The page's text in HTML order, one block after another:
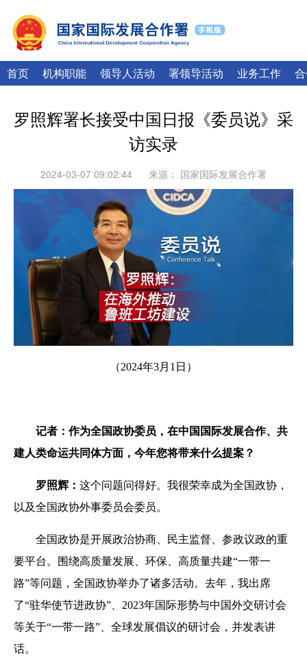
首页 机构职能 领导人活动 署领导活动 业务工作
罗照辉署长接受中国日报《委员说》采
访实录
2024-03-07 09:02:44 来源： 国家国际发展合作署
（2024年3月1日）
记者：作为全国政协委员，在中国国际发展合作、共
建人类命运共同体方面，今年您将带来什么提案？
罗照辉： 这个问题问得好。我很荣幸成为全国政协，
以及全国政协外事委员会委员。
全国政协是开展政治协商、民主监督、参政议政的重
要平台。围绕高质量发展、环保、高质量共建“一带一
路”等问题，全国政协举办了诸多活动。去年，我出席
了“驻华使节进政协”、2023年国际形势与中国外交研讨会
等关于“一带一路”、全球发展倡议的研讨会，并发表讲
话。